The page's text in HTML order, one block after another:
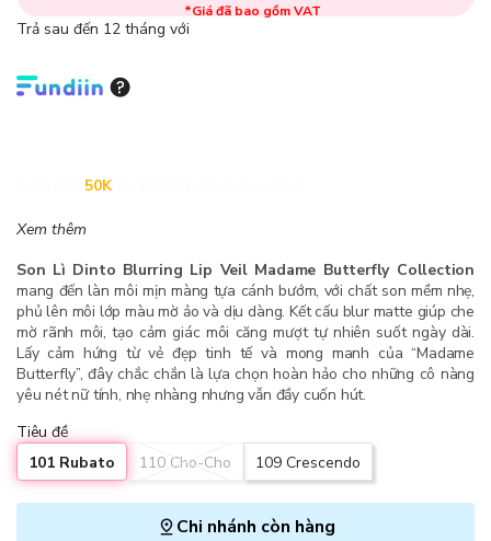
*Giá đã bao gồm VAT
Trả sau đến 12 tháng với
50K
Xem thêm
Son Lì Dinto Blurring Lip Veil Madame Butterfly Collection
mang đến làn môi mịn màng tựa cánh bướm, với chất son mềm nhẹ,
phủ lên môi lớp màu mờ ảo và dịu dàng. Kết cấu blur matte giúp che
mờ rãnh môi, tạo cảm giác môi căng mượt tự nhiên suốt ngày dài.
Lấy cảm hứng từ vẻ đẹp tinh tế và mong manh của “Madame
Butterfly”, đây chắc chắn là lựa chọn hoàn hảo cho những cô nàng
yêu nét nữ tính, nhẹ nhàng nhưng vẫn đầy cuốn hút.
Tiêu đề
101 Rubato
110 Cho-Cho 109 Crescendo
Chi nhánh còn hàng